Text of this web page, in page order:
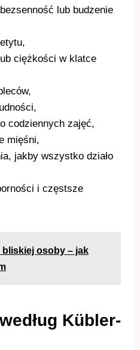
lub budzenie
ciężkości w klatce
codziennych zajęć,
mięśni,
jakby wszystko działo
i częstsze
bliskiej osoby – jak
Kübler-